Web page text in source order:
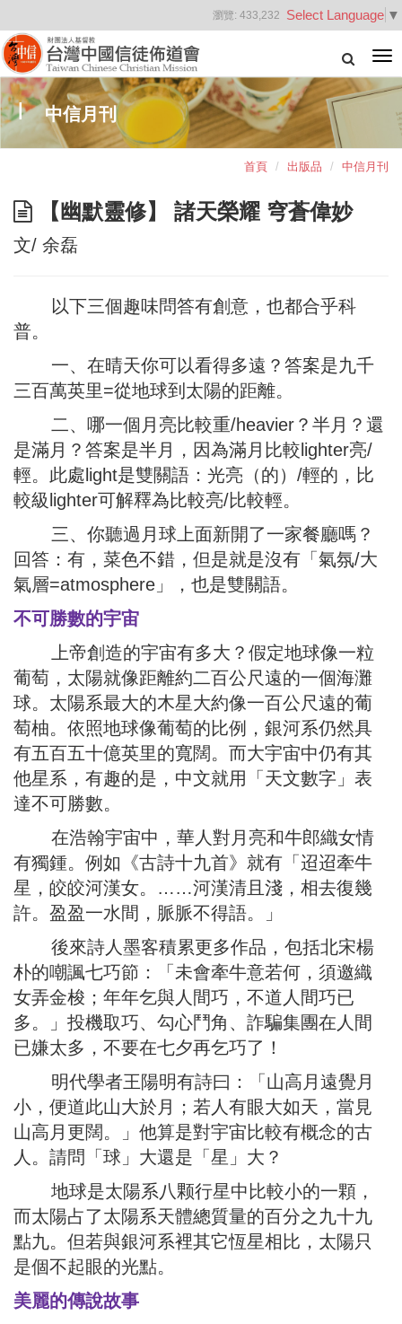
Select Language ▼
瀏覽: 433,232
中信月刊
首頁 出版品 中信月刊
【幽默靈修】 諸天榮耀 穹蒼偉妙
文/ 余磊
以下三個趣味問答有創意，也都合乎科
普。
一、在晴天你可以看得多遠？答案是九千
三百萬英里=從地球到太陽的距離。
二、哪一個月亮比較重/heavier？半月？還
是滿月？答案是半月，因為滿月比較lighter亮/
輕。此處light是雙關語：光亮（的）/輕的，比
較級lighter可解釋為比較亮/比較輕。
三、你聽過月球上面新開了一家餐廳嗎？
回答：有，菜色不錯，但是就是沒有「氣氛/大
氣層=atmosphere」，也是雙關語。
不可勝數的宇宙
上帝創造的宇宙有多大？假定地球像一粒
葡萄，太陽就像距離約二百公尺遠的一個海灘
球。太陽系最大的木星大約像一百公尺遠的葡
萄柚。依照地球像葡萄的比例，銀河系仍然具
有五百五十億英里的寬闊。而大宇宙中仍有其
他星系，有趣的是，中文就用「天文數字」表
達不可勝數。
在浩翰宇宙中，華人對月亮和牛郎織女情
有獨鍾。例如《古詩十九首》就有「迢迢牽牛
星，皎皎河漢女。……河漢清且淺，相去復幾
許。盈盈一水間，脈脈不得語。」
後來詩人墨客積累更多作品，包括北宋楊
朴的嘲諷七巧節：「未會牽牛意若何，須邀織
女弄金梭；年年乞與人間巧，不道人間巧已
多。」投機取巧、勾心鬥角、詐騙集團在人間
已嫌太多，不要在七夕再乞巧了！
明代學者王陽明有詩曰：「山高月遠覺月
小，便道此山大於月；若人有眼大如天，當見
山高月更闊。」他算是對宇宙比較有概念的古
人。請問「球」大還是「星」大？
地球是太陽系八颗行星中比較小的一顆，
而太陽占了太陽系天體總質量的百分之九十九
點九。但若與銀河系裡其它恆星相比，太陽只
是個不起眼的光點。
美麗的傳說故事